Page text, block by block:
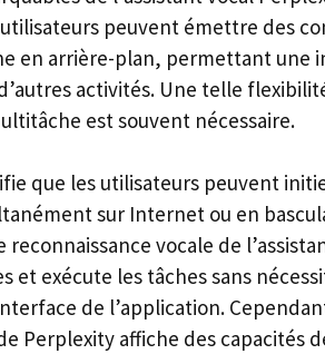
peuvent émettre des
en arrière-plan, permettant une
activités. Une telle
est souvent nécessaire.
que les utilisateurs peuvent
sur Internet ou en
vocale de
et exécute les tâches sans
de l’application.
Perplexity affiche des capacités